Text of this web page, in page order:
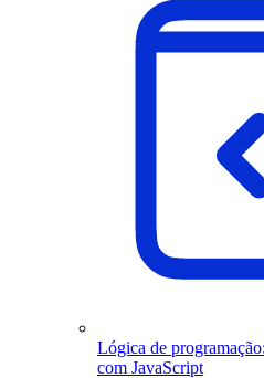
Lógica de
com JavaScript